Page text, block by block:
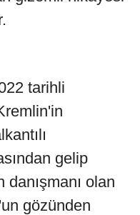
tarihli
gelip
olan
gözünden